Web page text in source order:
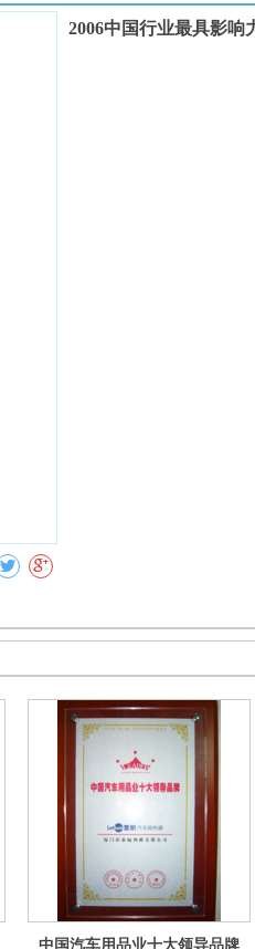
2006中国行业最具影响
中国汽车用品业十大领导品牌